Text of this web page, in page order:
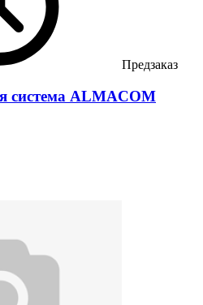
Предзаказ
система ALMACOM